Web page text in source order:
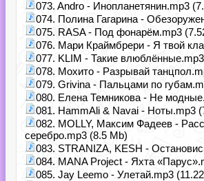
073. Andro - Инопланетянин.mp3
074. Полина Гагарина -
075. RASA - Под фонарём.mp3
076. Мари Краймбрери - Я твой
077. KLIM - Такие
078. Мохито - Разрывай
079. Grivina - Пальцами по
080. Елена Темникова - Не
081. HammAli & Navai - Ноты.mp3
082. MOLLY, Максим Фадеев -
серебро.mp3 (8.5 Mb)
083. STRANIZA, KESH -
084. MANA Project - Яхта
085. Jay Leemo - Улетай.mp3